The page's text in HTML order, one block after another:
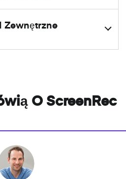
Zewnętrzne
O ScreenRec